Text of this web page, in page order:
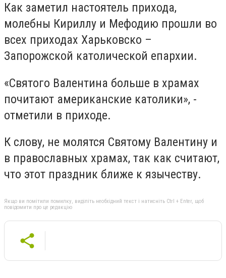
Как заметил настоятель прихода,
молебны Кириллу и Мефодию прошли во
всех приходах Харьковско –
Запорожской католической епархии.
«Святого Валентина больше в храмах
почитают американские католики», -
отметили в приходе.
К слову, не молятся Святому Валентину и
в православных храмах, так как считают,
что этот праздник ближе к язычеству.
Якщо ви помітили помилку, виділіть необхідний текст і натисніть Ctrl + Enter, щоб
повідомити про це редакцію